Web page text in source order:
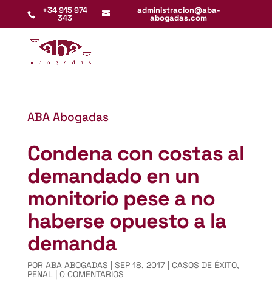
+34 915 974
343
administracion@aba-
abogadas.com
ABA Abogadas
Condena con costas al
demandado en un
monitorio pese a no
haberse opuesto a la
demanda
POR ABA ABOGADAS | SEP 18, 2017| CASOS DE ÉXITO,
PENAL| 0 COMENTARIOS